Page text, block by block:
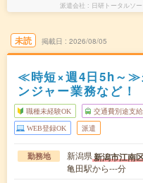
派遣会社 日研トータルソ
未読 掲載日 2026/08/05
≪時短×週4日5h～≫
ンジャー業務など！
職種未経験OK 交通費別途支給
WEB登録OK 派遣
勤務地 新潟県新潟市江南
亀田駅から---分